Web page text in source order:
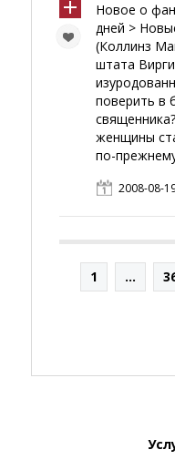
Новое о
дней >
(Коллинз
штата
поверить в
женщины
по-
2008-08-
1 ...